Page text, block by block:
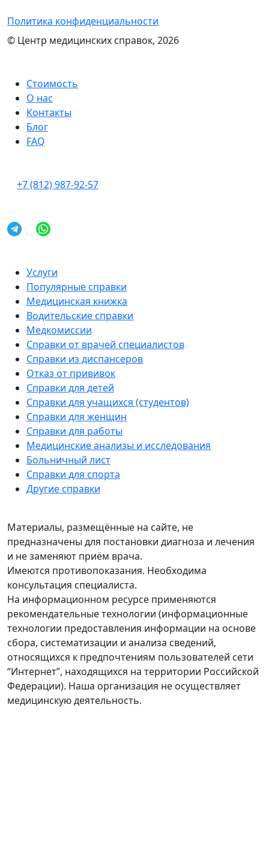
Политика конфиденциальности
© Центр медицинских справок, 2026
Услуги
Популярные справки
Медицинская книжка
Водительские справки
Медкомиссии
Справки от врачей специалистов
Справки из диспансеров
Отказ от прививок
Справки для детей
Справки для учащихся (студентов)
Справки для женщин
Справки для работы
Медицинские анализы и исследования
Больничный лист
Справки для спорта
Другие справки
Стоимость
О нас
Контакты
Блог
FAQ
+7 (812) 987-92-57
Материалы, размещённые на сайте, не
предназначены для постановки диагноза и лечения
и не заменяют приём врача.
Имеются противопоказания. Необходима
консультация специалиста.
На информационном ресурсе применяются
рекомендательные технологии (информационные
технологии предоставления информации на основе
сбора, систематизации и анализа сведений,
относящихся к предпочтениям пользователей сети
“Интернет”, находящихся на территории Российской
Федерации). Наша организация не осуществляет
медицинскую деятельность.